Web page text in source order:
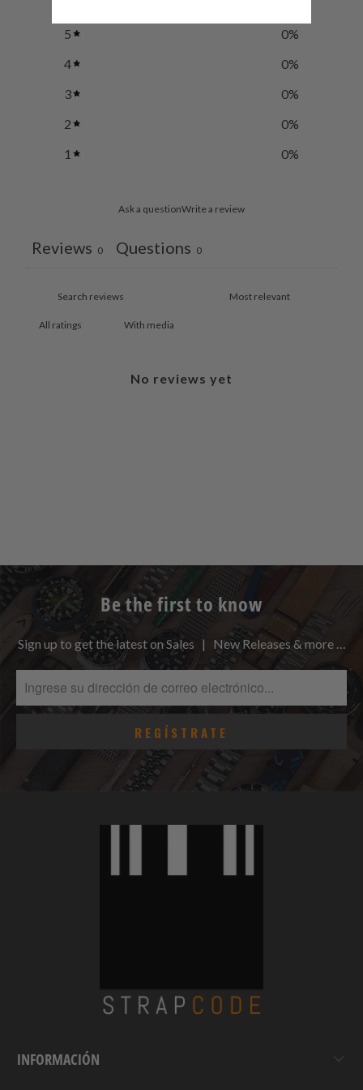
5 0%
4
0%
3
0%
2
0%
1
0%
Ask a questionWrite a review
Reviews 0 Questions 0
With media
No reviews yet
Be the first to know
Sign up to get the latest on Sales | New Releases & more …
INFORMACIÓN